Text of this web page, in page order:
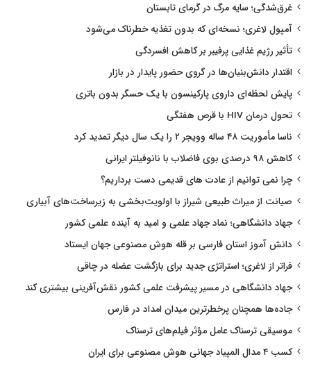
غرق‌شدگی؛ سایه مرگ در گرمای تابستان
آمپول لاغری؛ نسخه‌ای که بدون تغذیه خطرناک می‌شود
تأثیر رژیم غذایی پرفیبر بر کاهش افسردگی
اقتدار دانش‌بنیان‌ها در گروی حضور پایدار در بازار
پایش لحظه‌ای داروی پارکینسون با یک حسگر بدون باتری
تحول درمان HIV با قرص هفتگی
ناسا مأموریت ۴۸ ساله وویجر ۲ را یک سال دیگر تمدید کرد
کاهش ۹۸ درصدی بوی فاضلاب با نانوفیلتر ایرانی
چرا نمی توانیم از عادت های قدیمی دست برداریم؟
صیانت از میراث طبیعی شیراز با اولویت‌بخشی به زیرساخت‌های آبیاری
جهاد دانشگاهی؛ نماد جهاد علمی و امید به آینده علمی کشور
دانش آموز استان فارسی بر قله هوش مصنوعی جهان ایستاد
فراتر از لاغری؛ استراتژی جدید برای بازگشت عضله در چاقی
جهاد دانشگاهی در مسیر پیشرفت علمی کشور نقش‌آفرینی بیشتری کند
جاده‌ها همچنان پرخطرترین میدان امداد در فارس
موسیقی ترسناک عامل مؤثر فیلم‌های ترسناک
کسب ۴ مدال المپیاد جهانی هوش مصنوعی برای ایران